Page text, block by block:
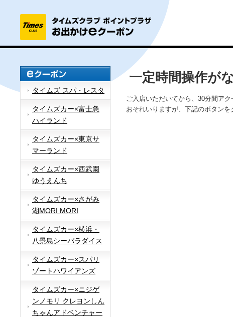
タイムズ スパ・レスタ
タイムズカー×富士急
ハイランド
タイムズカー×東京サ
マーランド
タイムズカー×西武園
ゆうえんち
タイムズカー×さがみ
湖MORI MORI
タイムズカー×横浜・
八景島シーパラダイス
タイムズカー×スパリ
ゾートハワイアンズ
タイムズカー×ニジゲ
ンノモリ クレヨンしん
ちゃんアドベンチャー
一定時間操作が
ご入店いただいてから、30分間ア
おそれいりますが、下記のボタンを